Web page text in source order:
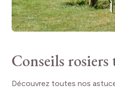
Conseils rosiers
Découvrez toutes nos